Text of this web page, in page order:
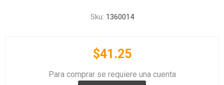
Sku: 1360014
$41.25
Para comprar se requiere una cuenta